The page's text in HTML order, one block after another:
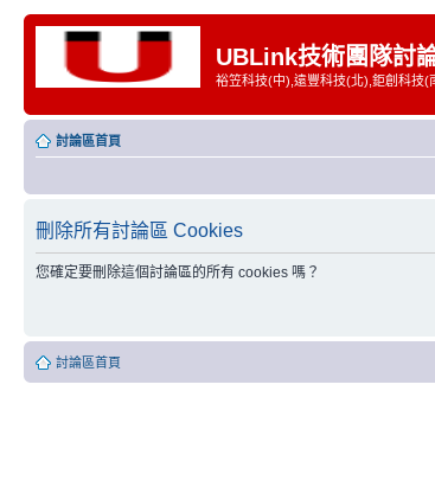
UBLink技術團隊討
裕笠科技(中),遠豐科技(北),鉅創科技(
討論區首頁
刪除所有討論區 Cookies
您確定要刪除這個討論區的所有 cookies 嗎？
討論區首頁